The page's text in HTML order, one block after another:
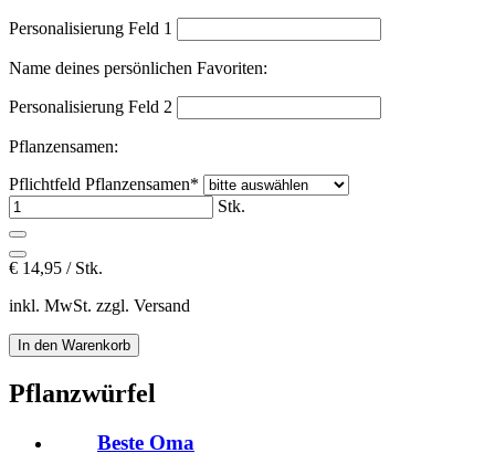
Personalisierung Feld 1
Name deines persönlichen Favoriten:
Personalisierung Feld 2
Pflanzensamen:
Pflichtfeld Pflanzensamen*
Stk.
€ 14,95 / Stk.
inkl. MwSt. zzgl. Versand
Pflanzwürfel
Beste Oma